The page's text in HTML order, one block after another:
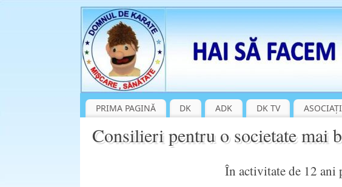
PRIMA PAGINĂ DK ADK DK TV
Consilieri pentru o societate mai
În activitate de 12 ani